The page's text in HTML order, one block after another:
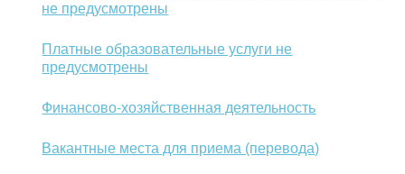
не предусмотрены
Платные образовательные услуги не
предусмотрены
Финансово-хозяйственная деятельность
Вакантные места для приема (перевода)